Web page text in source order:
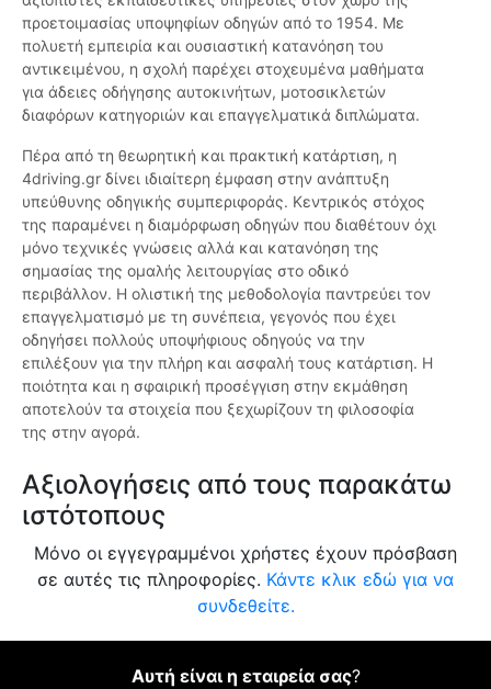
προετοιμασίας υποψηφίων οδηγών από το 1954. Με
πολυετή εμπειρία και ουσιαστική κατανόηση του
αντικειμένου, η σχολή παρέχει στοχευμένα μαθήματα
για άδειες οδήγησης αυτοκινήτων, μοτοσικλετών
διαφόρων κατηγοριών και επαγγελματικά διπλώματα.
Πέρα από τη θεωρητική και πρακτική κατάρτιση, η
4driving.gr δίνει ιδιαίτερη έμφαση στην ανάπτυξη
υπεύθυνης οδηγικής συμπεριφοράς. Κεντρικός στόχος
της παραμένει η διαμόρφωση οδηγών που διαθέτουν όχι
μόνο τεχνικές γνώσεις αλλά και κατανόηση της
σημασίας της ομαλής λειτουργίας στο οδικό
περιβάλλον. Η ολιστική της μεθοδολογία παντρεύει τον
επαγγελματισμό με τη συνέπεια, γεγονός που έχει
οδηγήσει πολλούς υποψήφιους οδηγούς να την
επιλέξουν για την πλήρη και ασφαλή τους κατάρτιση. Η
ποιότητα και η σφαιρική προσέγγιση στην εκμάθηση
αποτελούν τα στοιχεία που ξεχωρίζουν τη φιλοσοφία
της στην αγορά.
Αξιολογήσεις από τους παρακάτω
ιστότοπους
Μόνο οι εγγεγραμμένοι χρήστες έχουν πρόσβαση
σε αυτές τις πληροφορίες. Κάντε κλικ εδώ για να
συνδεθείτε.
Αυτή είναι η εταιρεία σας?